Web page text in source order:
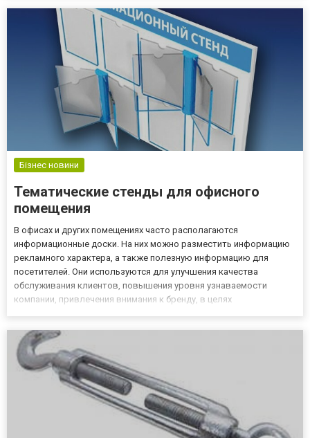
Бізнес новини
Тематические стенды для офисного
помещения
В офисах и других помещениях часто располагаются
информационные доски. На них можно разместить информацию
рекламного характера, а также полезную информацию для
посетителей. Они используются для улучшения качества
обслуживания клиентов, повышения уровня узнаваемости
компании, привлечения внимания к бренду, в целях
elitclass.com.ua которые предлагает лучшие ус...